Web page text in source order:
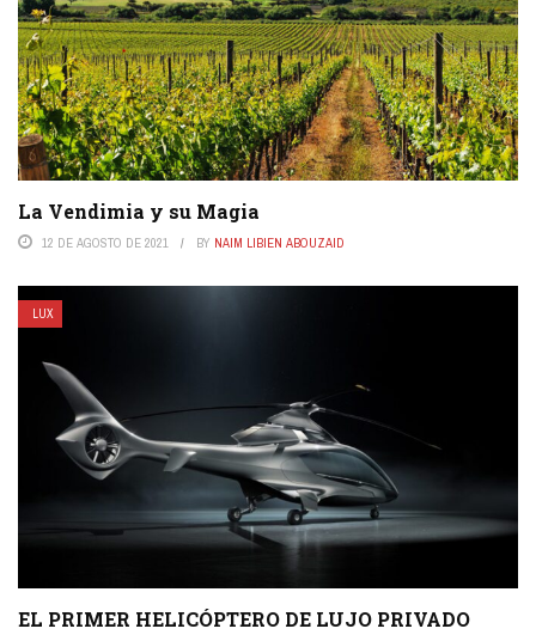
La Vendimia y su Magia
12 DE AGOSTO DE 2021 BY NAIM LIBIEN ABOUZAID
LUX
EL PRIMER HELICÓPTERO DE LUJO PRIVADO